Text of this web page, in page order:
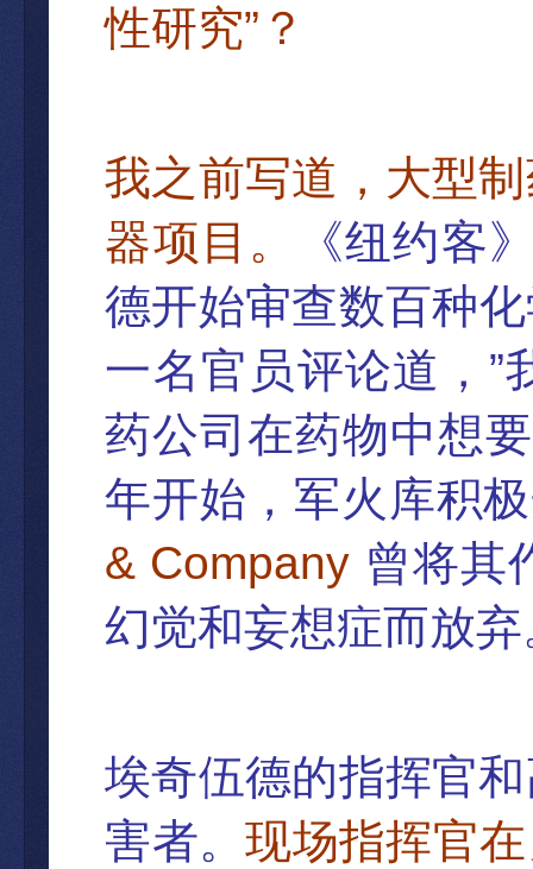
性研究” ？
我之前写道，大型制
器项目。
《纽约客
德开始审查数百种
一名官员评论道， ”
药公司在药物中想
年开始， 军火库积
& Company 曾将其
幻觉和妄想症而放弃
埃奇伍德的指挥官
害者。现场指挥官